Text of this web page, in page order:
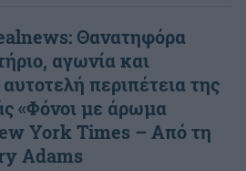
Θανατηφόρα
αγωνία και
περιπέτεια της
«Φόνοι με άρωμα
York Times – Από τη
Adams